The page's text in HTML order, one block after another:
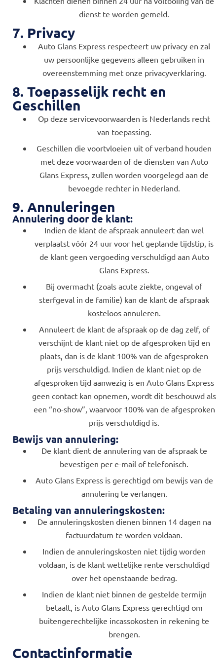
dienst te worden gemeld.
7. Privacy
Auto Glans Express respecteert uw privacy en zal
uw persoonlijke gegevens alleen gebruiken in
overeenstemming met onze privacyverklaring.
8. Toepasselijk recht en
Geschillen
Op deze servicevoorwaarden is Nederlands recht
van toepassing.
Geschillen die voortvloeien uit of verband houden
met deze voorwaarden of de diensten van Auto
Glans Express, zullen worden voorgelegd aan de
bevoegde rechter in Nederland.
9. Annuleringen
Annulering door de klant:
Indien de klant de afspraak annuleert dan wel
verplaatst vóór 24 uur voor het geplande tijdstip, is
de klant geen vergoeding verschuldigd aan Auto
Glans Express.
Bij overmacht (zoals acute ziekte, ongeval of
sterfgeval in de familie) kan de klant de afspraak
kosteloos annuleren.
Annuleert de klant de afspraak op de dag zelf, of
verschijnt de klant niet op de afgesproken tijd en
plaats, dan is de klant 100% van de afgesproken
prijs verschuldigd. Indien de klant niet op de
afgesproken tijd aanwezig is en Auto Glans Express
geen contact kan opnemen, wordt dit beschouwd als
een “no-show”, waarvoor 100% van de afgesproken
prijs verschuldigd is.
Bewijs van annulering:
De klant dient de annulering van de afspraak te
bevestigen per e-mail of telefonisch.
Auto Glans Express is gerechtigd om bewijs van de
annulering te verlangen.
Betaling van annuleringskosten:
De annuleringskosten dienen binnen 14 dagen na
factuurdatum te worden voldaan.
Indien de annuleringskosten niet tijdig worden
voldaan, is de klant wettelijke rente verschuldigd
over het openstaande bedrag.
Indien de klant niet binnen de gestelde termijn
betaalt, is Auto Glans Express gerechtigd om
buitengerechtelijke incassokosten in rekening te
brengen.
Contactinformatie